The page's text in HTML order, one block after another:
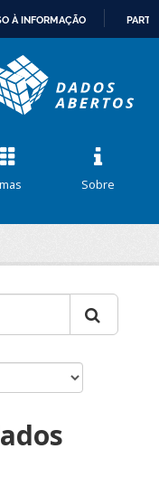
À INFORMAÇÃO
Sobre